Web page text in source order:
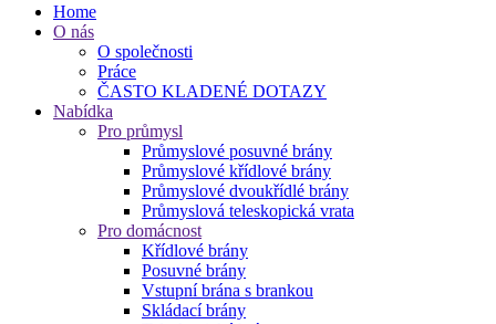
Home
O nás
O společnosti
Práce
ČASTO KLADENÉ DOTAZY
Nabídka
Pro průmysl
Průmyslové posuvné brány
Průmyslové křídlové brány
Průmyslové dvoukřídlé brány
Průmyslová teleskopická vrata
Pro domácnost
Křídlové brány
Posuvné brány
Vstupní brána s brankou
Skládací brány